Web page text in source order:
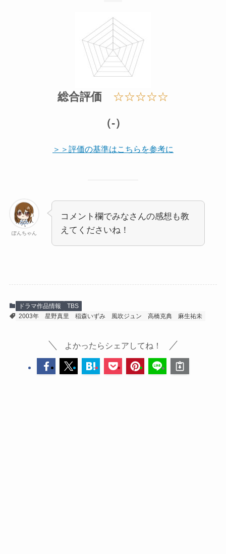
総合評価 ☆☆☆☆☆
（-）
＞＞評価の基準はこちらを参考に
ぽんちゃん
コメント欄でみなさんの感想も教
えてくださいね！
ドラマ作品情報
TBS
2003年
星野真里 稲森いずみ 風吹ジュン 高橋克典 麻生祐未
よかったらシェアしてね！